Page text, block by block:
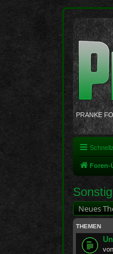
PRANKE
Foren-
Neues
THEMEN
von